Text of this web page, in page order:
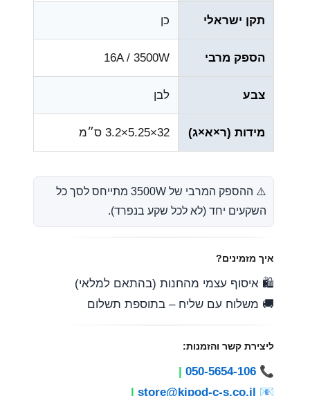
תקן ישראלי כן
הספק מרבי 16A / 3500W
צבע לבן
מידות (ר×א×ג) 32×5.25×3.2 ס״מ
⚠️ ההספק המרבי של ‎3500W‎ מתייחס לסך כל
השקעים יחד (לא לכל שקע בנפרד).
איך מזמינים?
🛍️ איסוף עצמי מהחנות (בהתאם למלאי)
🚚 משלוח עם שליח – בתוספת תשלום
ליצירת קשר והזמנות:
📞
050-5654-106
|
📧
store@kipod-c-s.co.il
|